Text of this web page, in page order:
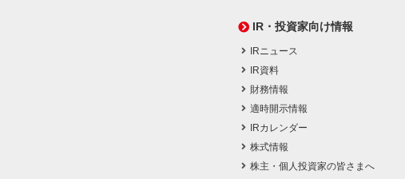
IR・投資家向け情報
IRニュース
IR資料
財務情報
適時開示情報
IRカレンダー
株式情報
株主・個人投資家の皆さまへ